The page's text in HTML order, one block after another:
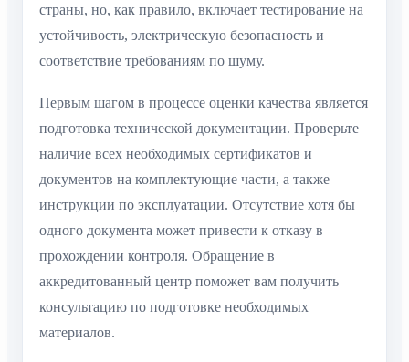
страны, но, как правило, включает тестирование на
устойчивость, электрическую безопасность и
соответствие требованиям по шуму.
Первым шагом в процессе оценки качества является
подготовка технической документации. Проверьте
наличие всех необходимых сертификатов и
документов на комплектующие части, а также
инструкции по эксплуатации. Отсутствие хотя бы
одного документа может привести к отказу в
прохождении контроля. Обращение в
аккредитованный центр поможет вам получить
консультацию по подготовке необходимых
материалов.